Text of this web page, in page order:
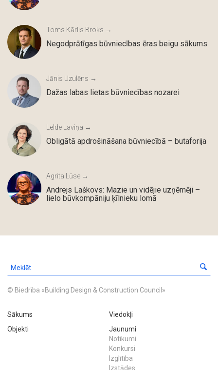
Toms Kārlis Broks →
Negodprātīgas būvniecības ēras beigu sākums
Jānis Uzulēns →
Dažas labas lietas būvniecības nozarei
Lelde Laviņa →
Obligātā apdrošināšana būvniecībā – butaforija
Agrita Lūse →
Andrejs Laškovs: Mazie un vidējie uzņēmēji –
lielo būvkompāniju ķīlnieku lomā
© Biedrība «Building Design & Construction Council»
Sākums
Viedokļi
Objekti
Jaunumi
Notikumi
Konkursi
Izglītība
Izstādes